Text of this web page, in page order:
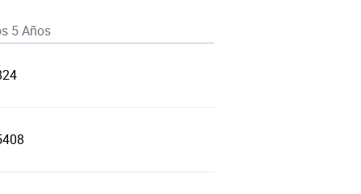
5 Años